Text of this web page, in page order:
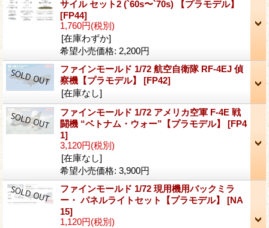
サイル セット2 (`60s〜`70s) 【プラモデル】
[FP44]
1,760円(税別)
[在庫わずか]
希望小売価格: 2,200円
ファインモールド 1/72 航空自衛隊 RF-4EJ 偵
察機【プラモデル】 [FP42]
[在庫なし]
ファインモールド 1/72 アメリカ空軍 F-4E 戦
闘機 “ベトナム・ウォー”【プラモデル】 [FP4
1]
3,120円(税別)
[在庫なし]
希望小売価格: 3,900円
ファインモールド 1/72 現用機用バックミラ
ー・ パネルライトセット【プラモデル】 [NA
15]
1,120円(税別)